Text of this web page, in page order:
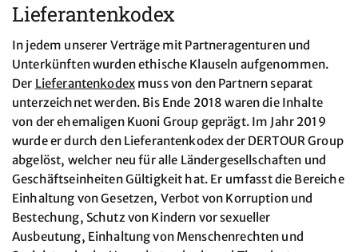
Lieferantenkodex
In jedem unserer Verträge mit Partneragenturen und
Unterkünften wurden ethische Klauseln aufgenommen.
Der Lieferantenkodex muss von den Partnern separat
unterzeichnet werden. Bis Ende 2018 waren die Inhalte
von der ehemaligen Kuoni Group geprägt. Im Jahr 2019
wurde er durch den Lieferantenkodex der DERTOUR Group
abgelöst, welcher neu für alle Ländergesellschaften und
Geschäftseinheiten Gültigkeit hat. Er umfasst die Bereiche
Einhaltung von Gesetzen, Verbot von Korruption und
Bestechung, Schutz von Kindern vor sexueller
Ausbeutung, Einhaltung von Menschenrechten und